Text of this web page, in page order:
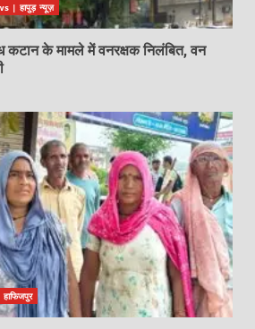
| हापुड़ न्यूज़
कटान के मामले में वनरक्षक निलंबित, वन